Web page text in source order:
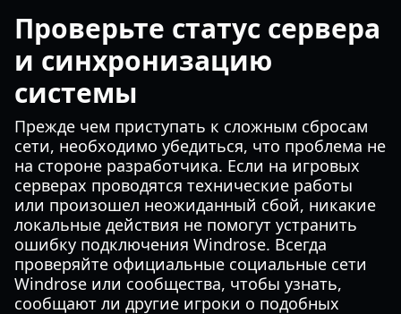
Проверьте статус сервера
и синхронизацию
системы
Прежде чем приступать к сложным сбросам
сети, необходимо убедиться, что проблема не
на стороне разработчика. Если на игровых
серверах проводятся технические работы
или произошел неожиданный сбой, никакие
локальные действия не помогут устранить
ошибку подключения Windrose. Всегда
проверяйте официальные социальные сети
Windrose или сообщества, чтобы узнать,
сообщают ли другие игроки о подобных